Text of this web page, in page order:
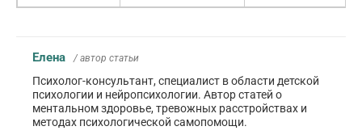
Елена / автор статьи
Психолог-консультант, специалист в области детской
психологии и нейропсихологии. Автор статей о
ментальном здоровье, тревожных расстройствах и
методах психологической самопомощи.